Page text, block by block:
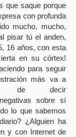
que saque porque
con profunda
mucho, mucho,
pisar tú el anden,
16 años, con esta
en su córtex!
para seguir
más va a
de decir
sobre sí
lo que sabemos
¿Alguien ha
y con Internet de